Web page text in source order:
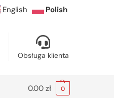
English Polish
Obsługa klienta
0.00 zł 0